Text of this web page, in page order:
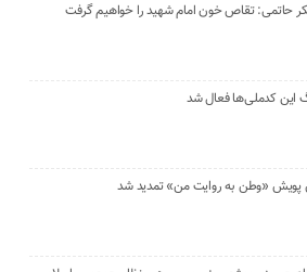
حاتمی: تقاص خون امام شهید را خواهیم گرفت
این کدملی‌ها فعال شد
پویش «وطن به روایت من» تمدید شد